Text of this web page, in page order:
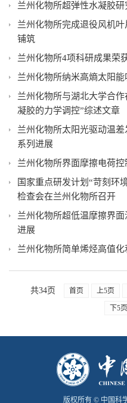
兰州化物所超弹性水凝胶
兰州化物所完成退役风机
铺筑
兰州化物所4项科研成果荣
兰州化物所纳米高熵太阳
兰州化物所与湖北大学合作
凝胶的力学调控”综述文章
兰州化物所太阳光驱动温
系列进展
兰州化物所界面摩擦电荷
国家重点研发计划“苛刻环
检查会在兰州化物所召开
兰州化物所超低温摩擦界
进展
兰州化物所简单烯烃高值
共34页 首页 上5页
下5页
版权所有 © 中国科